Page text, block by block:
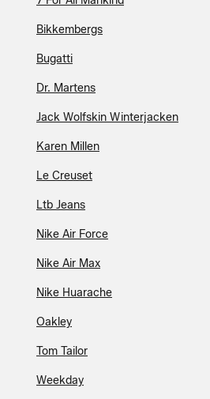
Bikkembergs
Bugatti
Dr. Martens
Jack Wolfskin Winterjacken
Karen Millen
Le Creuset
Ltb Jeans
Nike Air Force
Nike Air Max
Nike Huarache
Oakley
Tom Tailor
Weekday